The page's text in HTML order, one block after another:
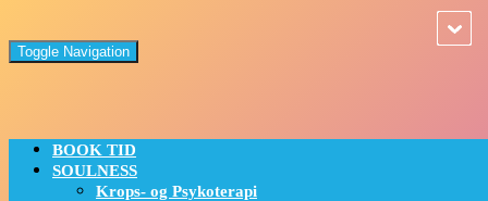
Toggle Navigation
BOOK TID
SOULNESS
Krops- og Psykoterapi